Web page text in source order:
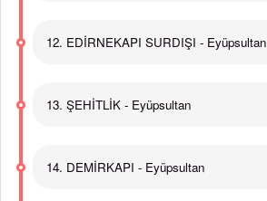
12. EDİRNEKAPI SURDIŞI - Eyüpsultan
13. ŞEHİTLİK - Eyüpsultan
14. DEMİRKAPI - Eyüpsultan